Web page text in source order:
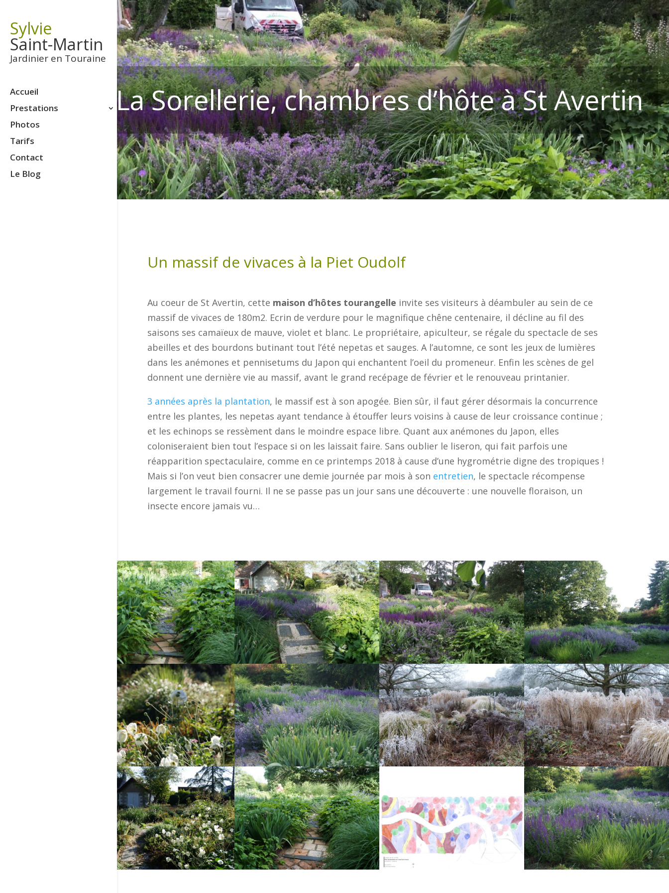
Sylvie
Saint-Martin
Jardinier en Touraine
Accueil
Prestations
Photos
Tarifs
Contact
Le Blog
La Sorellerie, chambres d’hôte à St Avertin
Un massif de vivaces à la Piet Oudolf
Au coeur de St Avertin, cette maison d’hôtes tourangelle invite ses visiteurs à déambuler au sein de ce
massif de vivaces de 180m2. Ecrin de verdure pour le magnifique chêne centenaire, il décline au fil des
saisons ses camaïeux de mauve, violet et blanc. Le propriétaire, apiculteur, se régale du spectacle de ses
abeilles et des bourdons butinant tout l’été nepetas et sauges. A l’automne, ce sont les jeux de lumières
dans les anémones et pennisetums du Japon qui enchantent l’oeil du promeneur. Enfin les scènes de gel
donnent une dernière vie au massif, avant le grand recépage de février et le renouveau printanier.
3 années après la plantation, le massif est à son apogée. Bien sûr, il faut gérer désormais la concurrence
entre les plantes, les nepetas ayant tendance à étouffer leurs voisins à cause de leur croissance continue ;
et les echinops se ressèment dans le moindre espace libre. Quant aux anémones du Japon, elles
coloniseraient bien tout l’espace si on les laissait faire. Sans oublier le liseron, qui fait parfois une
réapparition spectaculaire, comme en ce printemps 2018 à cause d’une hygrométrie digne des tropiques !
Mais si l’on veut bien consacrer une demie journée par mois à son entretien, le spectacle récompense
largement le travail fourni. Il ne se passe pas un jour sans une découverte : une nouvelle floraison, un
insecte encore jamais vu…